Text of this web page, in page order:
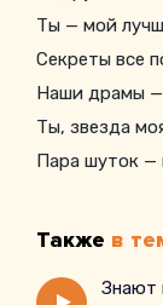
Ты — мой
Секреты все
Наши драмы —
Ты, звезда
Пара шуток —
Также в
Знают